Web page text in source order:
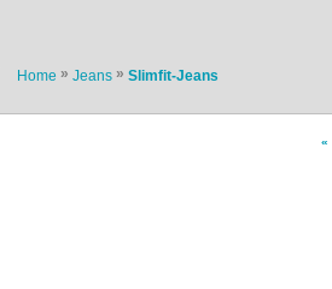
Home » Jeans » Slimfit-Jeans
«